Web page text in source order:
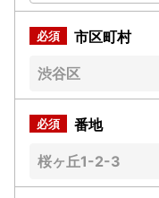
市区町村
番地